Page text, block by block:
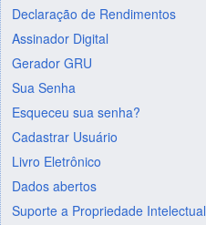
Declaração de Rendimentos
Assinador Digital
Gerador GRU
Sua Senha
Esqueceu sua senha?
Cadastrar Usuário
Livro Eletrônico
Dados abertos
Suporte a Propriedade Intelectual